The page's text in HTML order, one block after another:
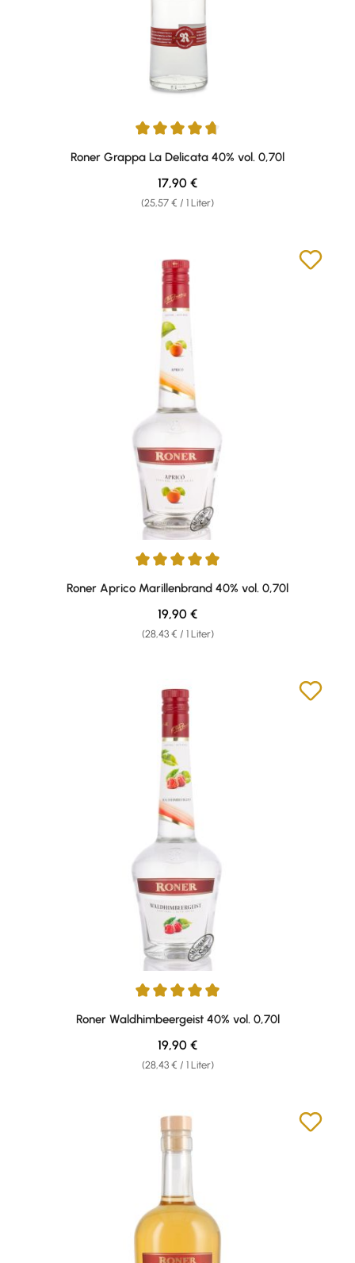
Durchschnittliche Bewertung von 4.75 von 5 Sternen
Roner Grappa La Delicata 40% vol. 0,70l
(25,57 € / 1 Liter)
Regulärer Preis:
17,90 €
Durchschnittliche Bewertung von 4.95 von 5 Sternen
Roner Aprico Marillenbrand 40% vol. 0,70l
(28,43 € / 1 Liter)
Regulärer Preis:
19,90 €
Durchschnittliche Bewertung von 4.96 von 5 Sternen
Roner Waldhimbeergeist 40% vol. 0,70l
(28,43 € / 1 Liter)
Regulärer Preis:
19,90 €